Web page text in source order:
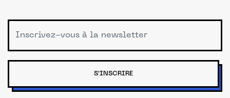
S'INSCRIRE